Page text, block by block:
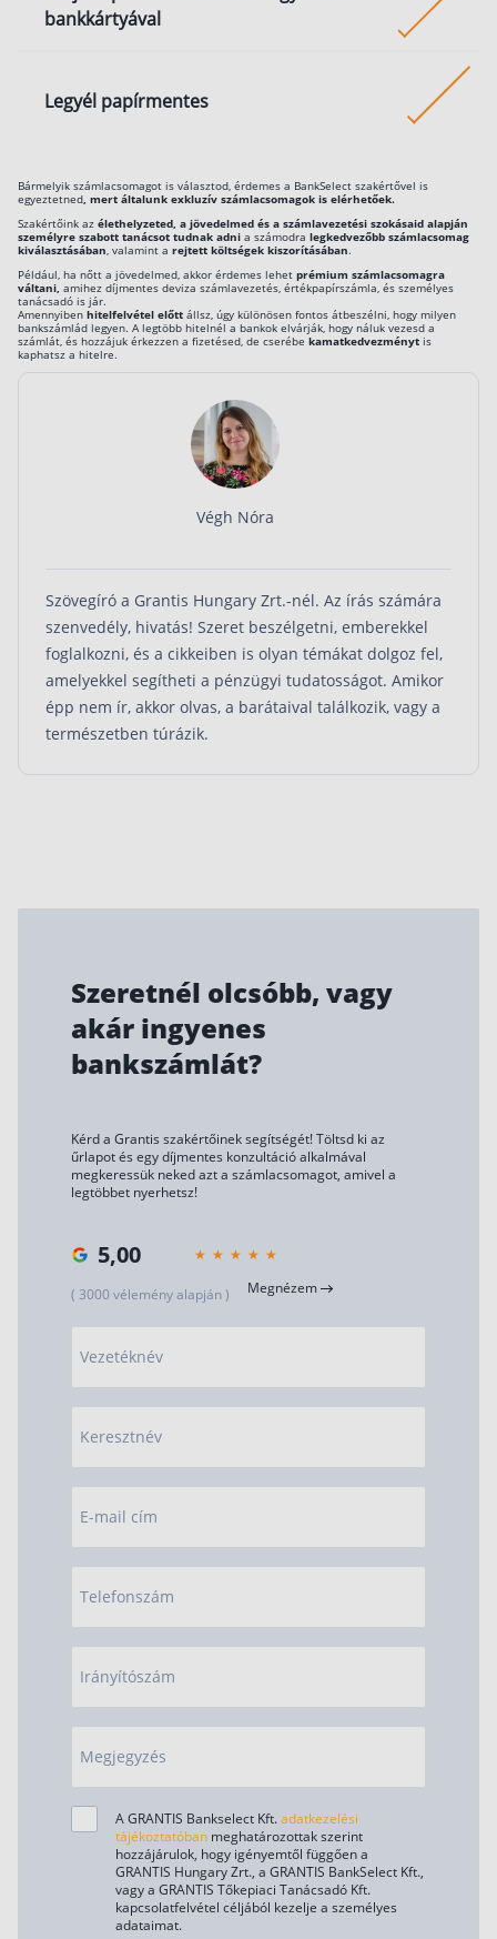
a bankod százalékos arányban számít fel illetéken
példa: ha például havi 100 ezer forintot teszel félre
értékpapírszámlán, érdemes lehet két részletben
beutalni, ezzel megspórolva a tranzakciós illetéket.
fizetési kérelmek működését. A magyar ügyfelek
megoldással, ma pedig szinte már minden bank
A fizetési kérelemnél nem te utalsz a másik félnek,
hanem a másik fél kér tőled egy összeget a
háttérben egyébként azért mégis egy utalás
Viszont míg az eseti átutalásoknak díja van, addig
bankok elsöprő többségénél a fizetési kérelemmel
történő fizetés mindkét félnek díjmentes és
azonnali, mint az átutalás. Azért nem mindegy egy
foglaló kifizetésénél, hogy mennyibe kerül az utalás.
bankkártyával
Ha vannak – jellemzően közüzemi – számláid, amiket
még utalással fizetsz, érdemes áttérned a
díjmentes. Vizsgáld meg a szolgáltatók oldalait és
keresd a bankkártyás fizetés lehetőségét.
Legyél papírmentes
postai úton történő kommunikáció a bankkal,
levelenkénti költséggel. Kérj elektronikus
kommunikációt, így emailben és a netbanki és
mobilbanki fiókodba érkeznek az elektronikus
díjmentesen.
Bármelyik számlacsomagot is választod, érdemes a BankSelect szakértővel is
egyeztetned , mert általunk exkluzív számlacsomagok is elérhetőek.
Szakértőink az élethelyzeted, a jövedelmed és a számlavezetési szokásaid alapján
személyre szabott tanácsot tudnak adni a számodra legkedvezőbb számlacsomag
kiválasztásában , valamint a rejtett költségek kiszorításában.
Például, ha nőtt a jövedelmed, akkor érdemes lehet prémium számlacsomagra
váltani, amihez díjmentes deviza számlavezetés, értékpapírszámla, és személyes
tanácsadó is jár.
Amennyiben hitelfelvétel előtt állsz, úgy különösen fontos átbeszélni, hogy milyen
bankszámlád legyen. A legtöbb hitelnél a bankok elvárják, hogy náluk vezesd a
számlát, és hozzájuk érkezzen a fizetésed, de cserébe kamatkedvezményt is
kaphatsz a hitelre.
Végh Nóra
Szövegíró a Grantis Hungary Zrt.-nél. Az írás számára
szenvedély, hivatás! Szeret beszélgetni, emberekkel
foglalkozni, és a cikkeiben is olyan témákat dolgoz fel,
amelyekkel segítheti a pénzügyi tudatosságot. Amikor
épp nem ír, akkor olvas, a barátaival találkozik, vagy a
természetben túrázik.
Szeretnél olcsóbb, vagy
akár ingyenes
bankszámlát?
Kérd a Grantis szakértőinek segítségét! Töltsd ki az
űrlapot és egy díjmentes konzultáció alkalmával
megkeressük neked azt a számlacsomagot, amivel a
legtöbbet nyerhetsz!
5,00
( 3000 vélemény alapján ) Megnézem
Vezetéknév
Keresztnév
E-mail cím
Telefonszám
Irányítószám
Megjegyzés
A GRANTIS Bankselect Kft.adatkezelési
tájékoztatóban meghatározottak szerint
hozzájárulok, hogy igényemtől függően a
GRANTIS Hungary Zrt., a GRANTIS BankSelect Kft.,
vagy a GRANTIS Tőkepiaci Tanácsadó Kft.
kapcsolatfelvétel céljából kezelje a személyes
adataimat.